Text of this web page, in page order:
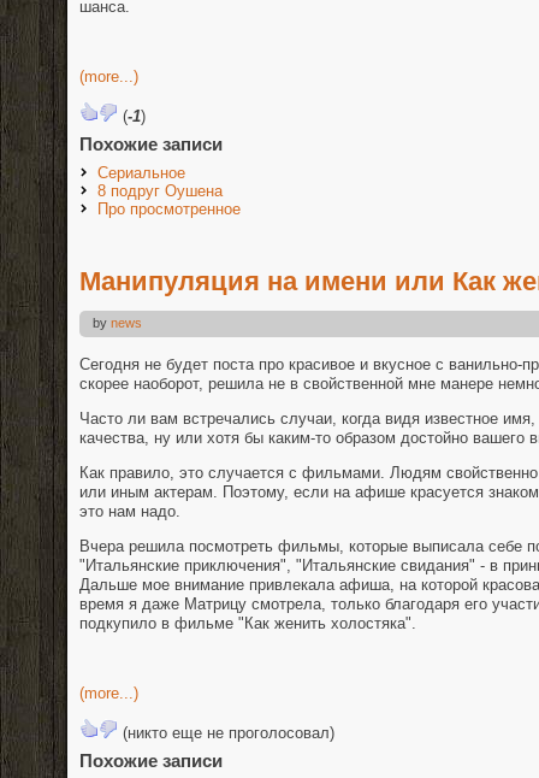
шанса.
(more...)
(-1)
Похожие записи
Сериальное
8 подруг Оушена
Про просмотренное
Манипуляция на имени или Как
by news
Сегодня не будет поста про красивое и вкусное с
скорее наоборот, решила не в свойственной мне манере
Часто ли вам встречались случаи, когда видя известное
качества, ну или хотя бы каким-то образом достойно вашего
Как правило, это случается с фильмами. Людям
или иным актерам. Поэтому, если на афише красуется
это нам надо.
Вчера решила посмотреть фильмы, которые выписала себе
"Итальянские приключения", "Итальянские свидания" - в
Дальше мое внимание привлекала афиша, на которой
время я даже Матрицу смотрела, только благодаря его
подкупило в фильме "Как женить холостяка".
(more...)
(никто еще не проголосовал)
Похожие записи